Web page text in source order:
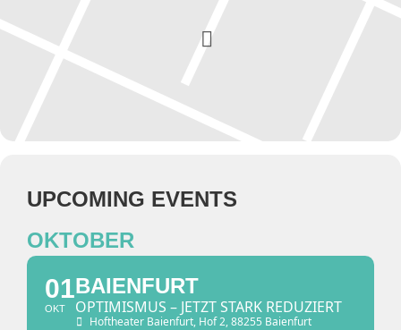
UPCOMING EVENTS
OKTOBER
01
OKT
BAIENFURT
OPTIMISMUS – JETZT STARK REDUZIERT
Hoftheater Baienfurt, Hof 2, 88255 Baienfurt